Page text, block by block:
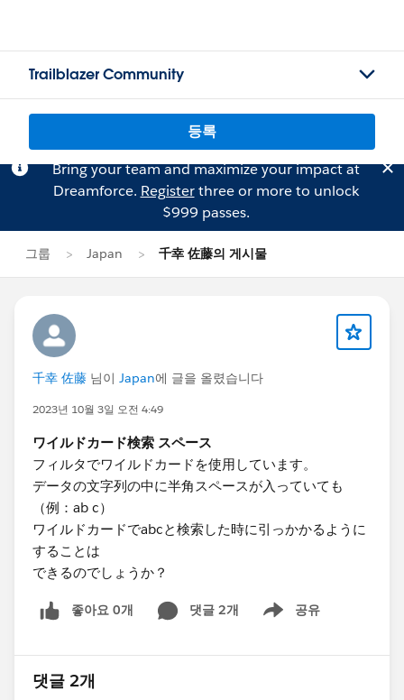
Trailblazer Community
등록
Bring your team and maximize your impact at
Dreamforce. Registerthree or more to unlock
$999 passes.
그룹 Japan 千幸 佐藤의 게시물
千幸 佐藤 님이 Japan에 글을 올렸습니다
2023년 10월 3일 오전 4:49
ワイルドカード検索 スペース
フィルタでワイルドカードを使用しています。
データの文字列の中に半角スペースが入っていても
（例：ab c）
ワイルドカードでabcと検索した時に引っかかるように
することは
できるのでしょうか？
좋아요 0개 댓글 2개 공유
Show menu
댓글 2개